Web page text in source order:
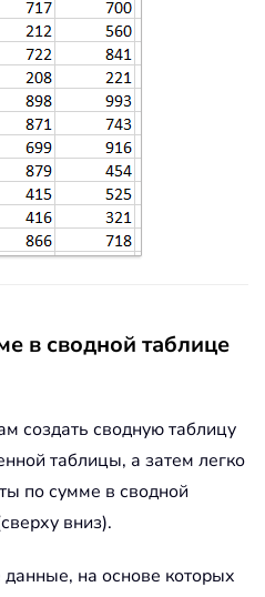
в сводной таблице
создать сводную таблицу
таблицы, а затем легко
по сумме в сводной
вниз).
на основе которых